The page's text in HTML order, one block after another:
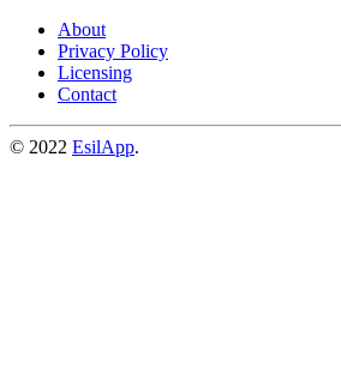
About
Privacy Policy
Licensing
Contact
© 2022 EsilApp.